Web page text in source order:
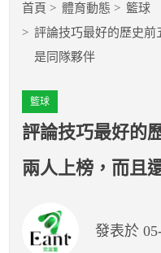
籃球
棒球
球隊數據
開賽列表
首頁 體育動態
籃球
評論技巧最好的歷史
是同隊夥伴
籃球
評論技巧最好的
兩人上榜，而且
發表於